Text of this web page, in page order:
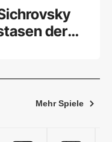
der
Mehr Spiele